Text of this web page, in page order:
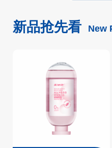
新品抢先看 New